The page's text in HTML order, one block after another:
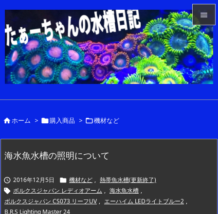


メニュ

サイド


ホーム > 購入商品 > 機材など
海水魚水槽の照明について
 2016年12月5日  機材など , 熱帯魚水槽(更新終了)
 ボルクスジャパン レディオアーム , 海水魚水槽 ,
ボルクスジャパン CS073 リーフUV , エーハイム LEDライトブルー2 ,
B.R.S Lighting Master 24